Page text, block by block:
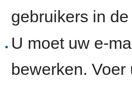
gebruikers in
U moet uw e-
bewerken.